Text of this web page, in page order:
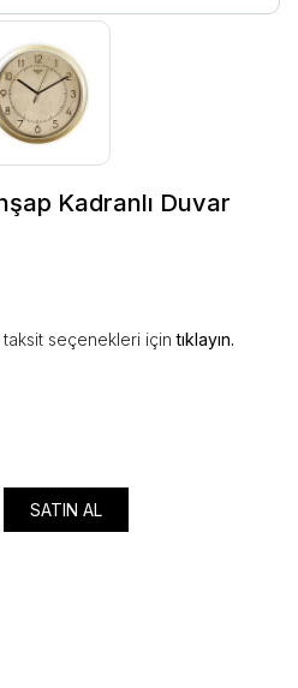
Kadranlı Duvar
seçenekleri içintıklayın.
SATIN AL